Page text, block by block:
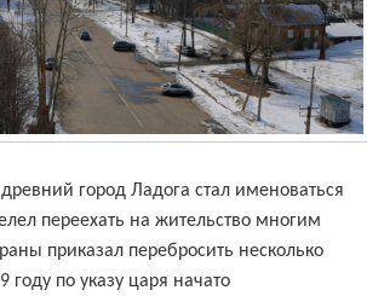
город Ладога стал именоваться
переехать на жительство многим
приказал перебросить несколько
году по указу царя начато